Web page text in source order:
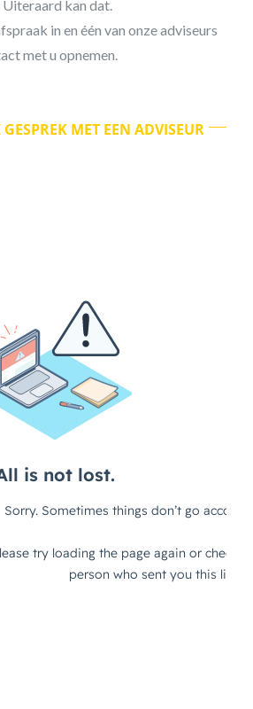
kan dat.
in en één van onze adviseurs
met u opnemen.
MET EEN ADVISEUR